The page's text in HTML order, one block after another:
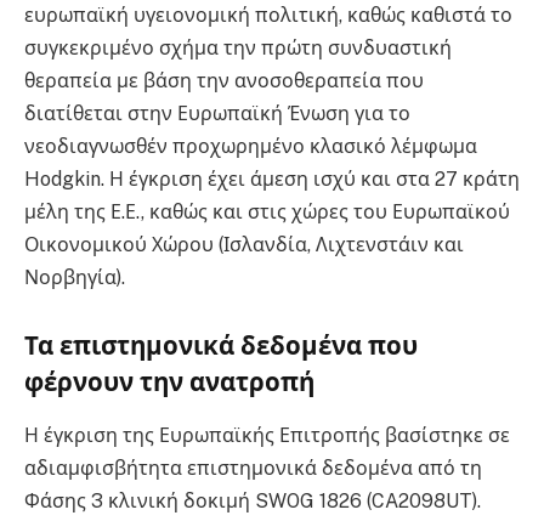
ευρωπαϊκή υγειονομική πολιτική, καθώς καθιστά το
συγκεκριμένο σχήμα την πρώτη συνδυαστική
θεραπεία με βάση την ανοσοθεραπεία που
διατίθεται στην Ευρωπαϊκή Ένωση για το
νεοδιαγνωσθέν προχωρημένο κλασικό λέμφωμα
Hodgkin. Η έγκριση έχει άμεση ισχύ και στα 27 κράτη
μέλη της Ε.Ε., καθώς και στις χώρες του Ευρωπαϊκού
Οικονομικού Χώρου (Ισλανδία, Λιχτενστάιν και
Νορβηγία).
Τα επιστημονικά δεδομένα που
φέρνουν την ανατροπή
Η έγκριση της Ευρωπαϊκής Επιτροπής βασίστηκε σε
αδιαμφισβήτητα επιστημονικά δεδομένα από τη
Φάσης 3 κλινική δοκιμή SWOG 1826 (CA2098UT).